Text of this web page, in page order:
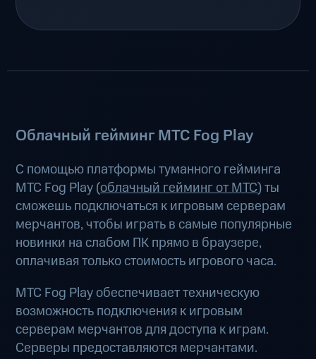
Облачный гейминг МТС Fog Play
С помощью платформы туманного гейминга
МТС Fog Play (облачный гейминг от МТС) ты
сможешь подключаться к игровым серверам
мерчантов, чтобы играть в самые популярные
новинки на слабом ПК прямо в браузере,
оплачивая только стоимость игрового часа.
МТС Fog Play обеспечивает техническую
возможность подключения к игровым
серверам мерчантов для доступа к играм.
Серверы предоставляются мерчантами.